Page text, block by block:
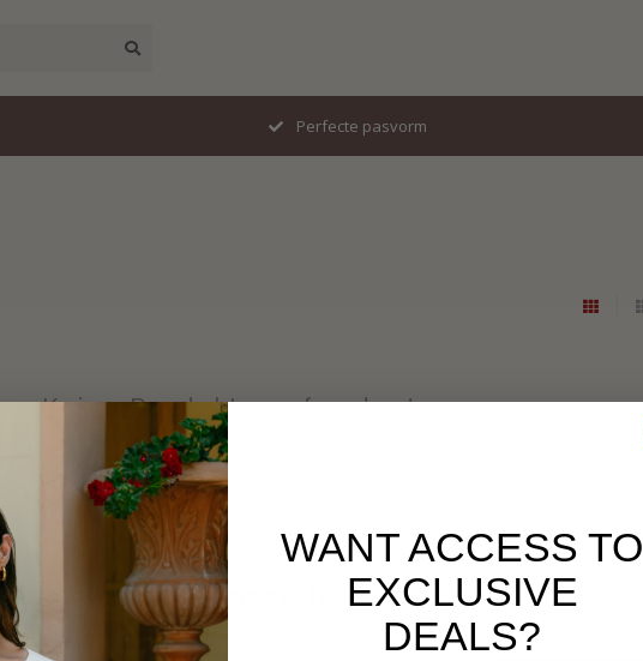
Perfecte pasvorm
Keine Produkte gefunden!
WEITER EINKAUFEN
Abonnieren Sie unseren Newsletter
Bleibe auf dem Laufenden mit unseren Newsletter-Angeboten
WANT ACCESS TO
EXCLUSIVE
DEALS?